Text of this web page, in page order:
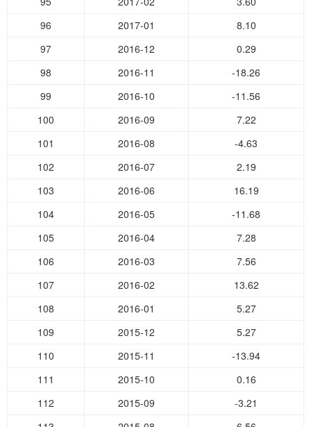
96
2017-01
8.10
97
2016-12
0.29
98
2016-11
-18.26
99
2016-10
-11.56
100
2016-09
7.22
101
2016-08
-4.63
102
2016-07
2.19
103
2016-06
16.19
104
2016-05
-11.68
105
2016-04
7.28
106
2016-03
7.56
107
2016-02
13.62
108
2016-01
5.27
109
2015-12
5.27
110
2015-11
-13.94
111
2015-10
0.16
112
2015-09
-3.21